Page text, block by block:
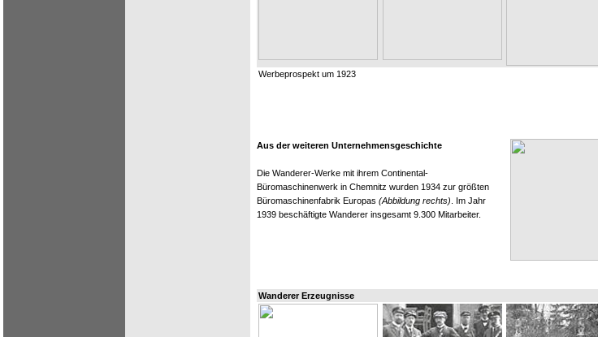
Werbeprospekt um 1923
Aus der weiteren Unternehmensgeschichte
Die Wanderer-Werke mit ihrem Continental-
Büromaschinenwerk in Chemnitz wurden 1934 zur größten
Büromaschinenfabrik Europas (Abbildung rechts) . Im Jahr
1939 beschäftigte Wanderer insgesamt 9.300 Mitarbeiter.
Wanderer Erzeugnisse